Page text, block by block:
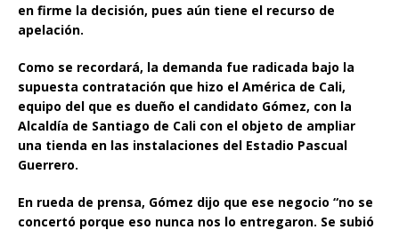
en firme la decisión, pues aún tiene el recurso de
apelación.
Como se recordará, la demanda fue radicada bajo la
supuesta contratación que hizo el América de Cali,
equipo del que es dueño el candidato Gómez, con la
Alcaldía de Santiago de Cali con el objeto de ampliar
una tienda en las instalaciones del Estadio Pascual
Guerrero.
En rueda de prensa, Gómez dijo que ese negocio “no se
concertó porque eso nunca nos lo entregaron. Se subió